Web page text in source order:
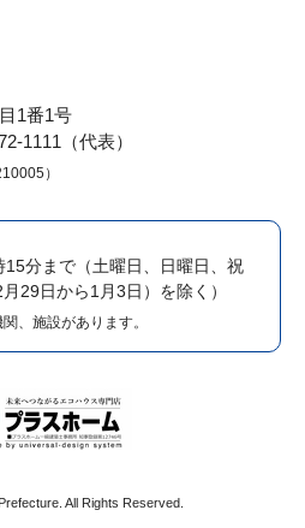
1番1号
1111（代表）
）
15分まで （土曜日、日曜日、祝
29日から1月3日）を除く）
、施設があります。
All Rights Reserved.